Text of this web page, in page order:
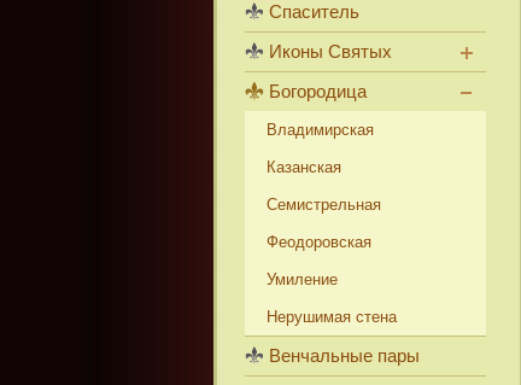
Спаситель
Иконы Святых
Богородица
Владимирская
Казанская
Семистрельная
Феодоровская
Умиление
Нерушимая стена
Венчальные пары